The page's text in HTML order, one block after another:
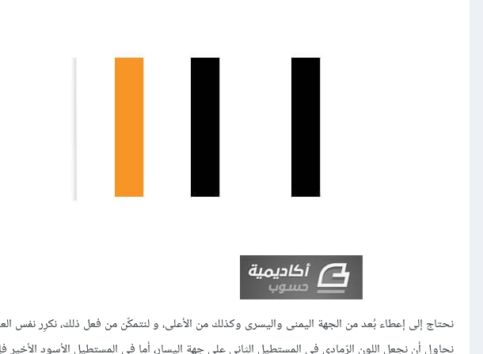
نحتاج إلى إعطاء بُعد من الجهة اليمنى واليسرى وكذلك من الأعلى، و لنتمكّن من فعل ذلك، نكرِر نفس
نحاول أن نجعل اللون الرّمادي في المستطيل الثاني على جهة اليسار، أما في المستطيل الأسود الأخير